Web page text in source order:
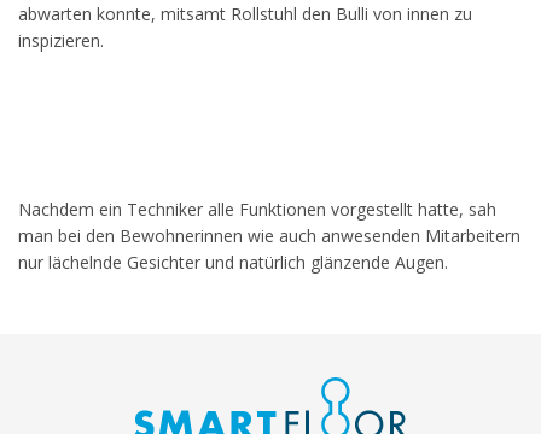
abwarten konnte, mitsamt Rollstuhl den Bulli von innen zu
inspizieren.
Nachdem ein Techniker alle Funktionen vorgestellt hatte, sah
man bei den Bewohnerinnen wie auch anwesenden Mitarbeitern
nur lächelnde Gesichter und natürlich glänzende Augen.